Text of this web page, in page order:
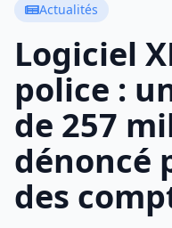
Actualités
Logiciel
police :
de 257
dénoncé
des